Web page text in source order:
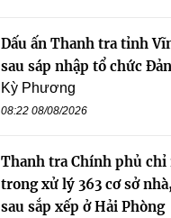
Dấu ấn Thanh tra tỉnh
sau sáp nhập tổ chức
Kỳ Phương
08:22 08/08/2026
Thanh tra Chính phủ chỉ
trong xử lý 363 cơ sở
sau sắp xếp ở Hải Phòng